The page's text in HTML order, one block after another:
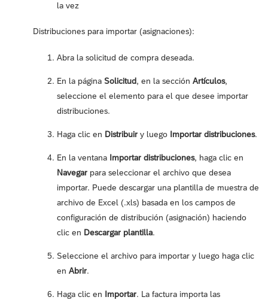
la vez
Distribuciones para importar (asignaciones):
Abra la solicitud de compra deseada.
En la página Solicitud, en la sección Artículos,
seleccione el elemento para el que desee importar
distribuciones.
Haga clic en Distribuir y luego Importar distribuciones.
En la ventana Importar distribuciones, haga clic en
Navegar para seleccionar el archivo que desea
importar. Puede descargar una plantilla de muestra de
archivo de Excel (.xls) basada en los campos de
configuración de distribución (asignación) haciendo
clic en Descargar plantilla.
Seleccione el archivo para importar y luego haga clic
en Abrir.
Haga clic en Importar. La factura importa las